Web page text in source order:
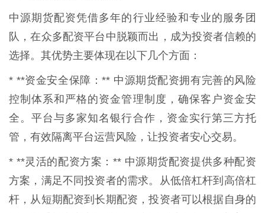
中源期货配资凭借多年的行业经验和专业的服务团
队，在众多配资平台中脱颖而出，成为投资者信赖的
选择。其优势主要体现在以下几个方面：
* **资金安全保障：** 中源期货配资拥有完善的风险
控制体系和严格的资金管理制度，确保客户资金安
全。平台与多家知名银行合作，资金实行第三方托
管，有效隔离平台运营风险，让投资者安心交易。
* **灵活的配资方案：** 中源期货配资提供多种配资
方案，满足不同投资者的需求。从低倍杠杆到高倍杠
杆，从短期配资到长期配资，投资者可以根据自身的